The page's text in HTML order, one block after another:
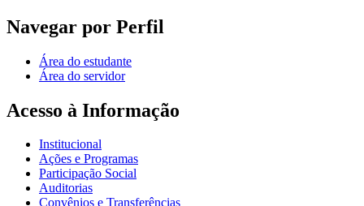
Navegar por Perfil
Área do estudante
Área do servidor
Acesso à Informação
Institucional
Ações e Programas
Participação Social
Auditorias
Convênios e Transferências